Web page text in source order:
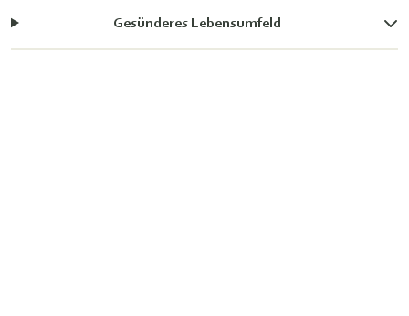
Gesünderes Lebensumfeld